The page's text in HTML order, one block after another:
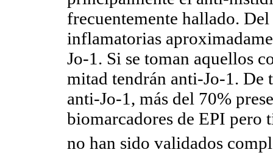
frecuentemente hallado.
inflamatorias
Jo-1. Si se toman aquellos
mitad tendrán anti-Jo-1. De
anti-Jo-1, más del 70%
biomarcadores de EPI
no han sido validados